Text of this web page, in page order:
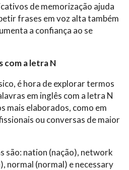
de memorização ajuda
frases em voz alta também
a confiança ao se
com a letra N
é hora de explorar termos
em inglês com a letra N
mais elaborados, como em
ou conversas de maior
são: nation (nação), network
normal (normal) e necessary